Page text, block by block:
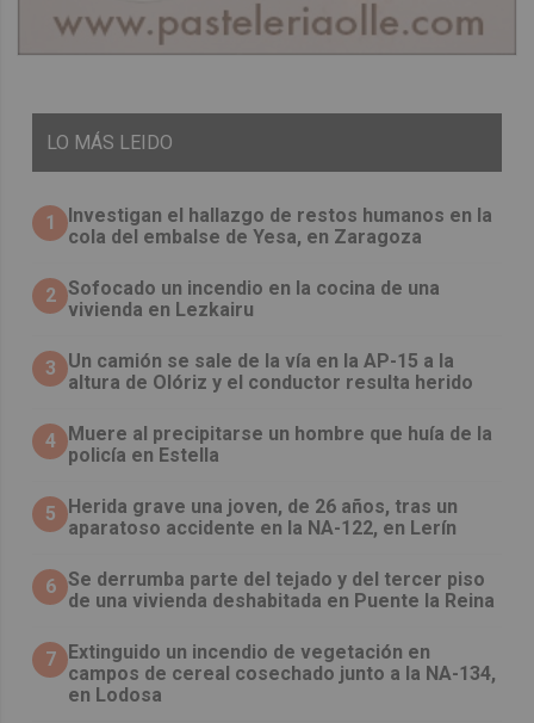
LO MÁS LEIDO
1
Investigan el hallazgo de restos humanos en la
cola del embalse de Yesa, en Zaragoza
2 Sofocado un incendio en la cocina de una
vivienda en Lezkairu
3
Un camión se sale de la vía en la AP-15 a la
altura de Olóriz y el conductor resulta herido
4 Muere al precipitarse un hombre que huía de la
policía en Estella
5
Herida grave una joven, de 26 años, tras un
aparatoso accidente en la NA-122, en Lerín
6 Se derrumba parte del tejado y del tercer piso
de una vivienda deshabitada en Puente la Reina
7 Extinguido un incendio de vegetación en
campos de cereal cosechado junto a la NA-134,
en Lodosa